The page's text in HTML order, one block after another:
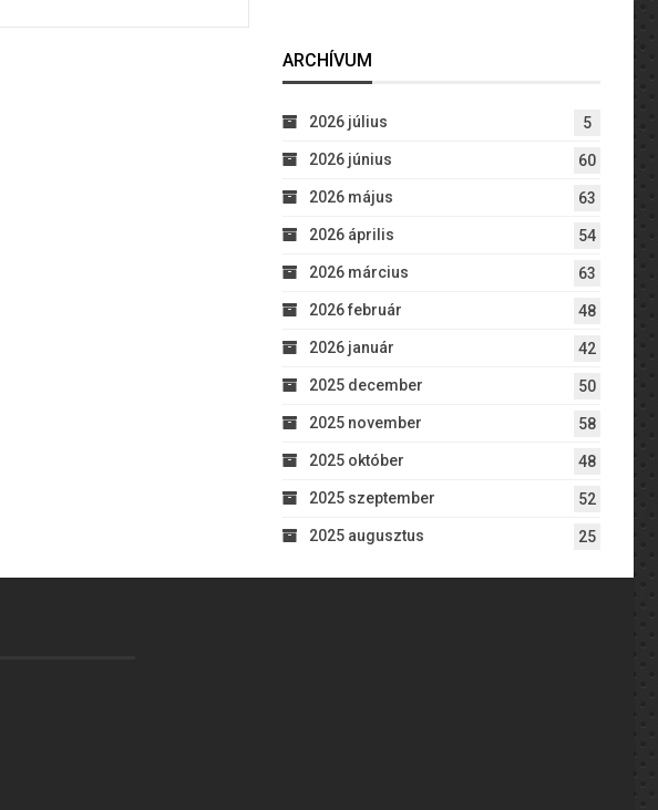
ARCHÍVUM
2026 július 5
2026 június 60
2026 május 63
2026 április 54
2026 március 63
2026 február 48
2026 január 42
2025 december 50
2025 november 58
2025 október 48
2025 szeptember 52
2025 augusztus 25